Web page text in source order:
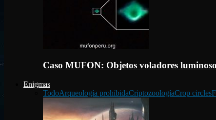
Caso MUFON: Objetos voladores
Enigmas
TodoArqueología prohibidaCriptozoologíaCrop circles